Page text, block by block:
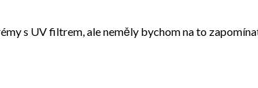
s UV filtrem, ale neměly bychom na to